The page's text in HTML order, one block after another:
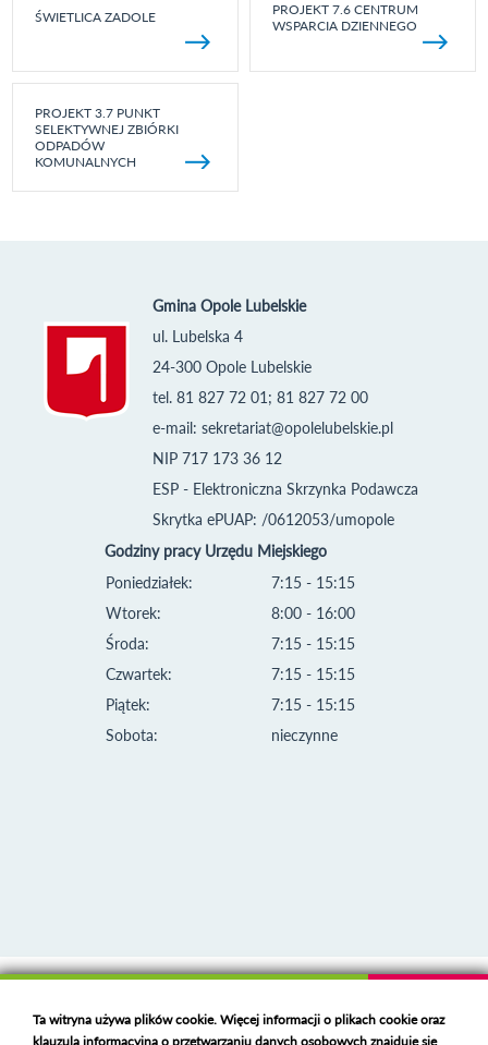
ŚWIETLICA ZADOLE
PROJEKT 7.6 CENTRUM
WSPARCIA DZIENNEGO
PROJEKT 3.7 PUNKT
SELEKTYWNEJ ZBIÓRKI
ODPADÓW
KOMUNALNYCH
Gmina Opole Lubelskie
ul. Lubelska 4
24-300 Opole Lubelskie
tel. 81 827 72 01; 81 827 72 00
e-mail: sekretariat@opolelubelskie.pl
NIP 717 173 36 12
ESP - Elektroniczna Skrzynka Podawcza
Skrytka ePUAP: /0612053/umopole
Godziny pracy Urzędu Miejskiego
Poniedziałek:
Wtorek:
Środa:
Czwartek:
Piątek:
Sobota:
7:15 - 15:15
8:00 - 16:00
7:15 - 15:15
7:15 - 15:15
7:15 - 15:15
nieczynne
Deklaracja dostępności
Ta witryna używa plików cookie. Więcej informacji o plikach cookie oraz
klauzula informacyjna o przetwarzaniu danych osobowych znajduje się